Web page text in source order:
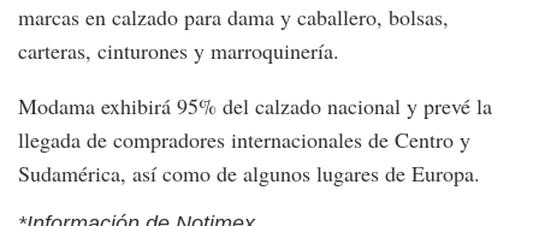
marcas en calzado para dama y caballero, bolsas,
carteras, cinturones y marroquinería.
Modama exhibirá 95% del calzado nacional y prevé la
llegada de compradores internacionales de Centro y
Sudamérica, así como de algunos lugares de Europa.